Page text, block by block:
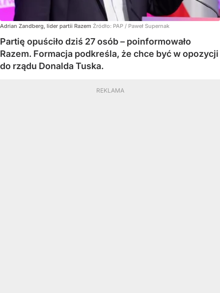
Adrian Zandberg, lider partii Razem Źródło: PAP / Paweł Supernak
Partię opuściło dziś 27 osób – poinformowało
Razem. Formacja podkreśla, że chce być w opozycji
do rządu Donalda Tuska.